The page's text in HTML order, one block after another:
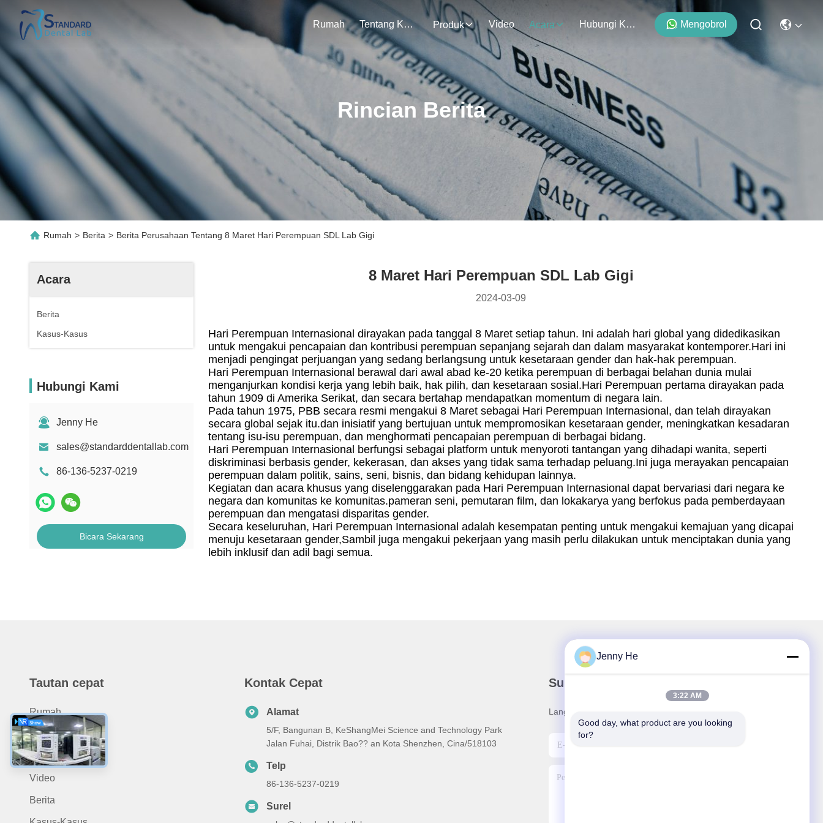
Rumah Tentang Kami Produk Video Acara Hubungi Kami Mengobrol
Rincian Berita
Rumah > Berita > Berita Perusahaan Tentang 8 Maret Hari Perempuan SDL Lab Gigi
Acara
Berita
Kasus-Kasus
Hubungi Kami
Jenny He
sales@standarddentallab.com
86-136-5237-0219
Bicara Sekarang
8 Maret Hari Perempuan SDL Lab Gigi
2024-03-09
Hari Perempuan Internasional dirayakan pada tanggal 8 Maret setiap tahun. Ini adalah hari global yang didedikasikan
untuk mengakui pencapaian dan kontribusi perempuan sepanjang sejarah dan dalam masyarakat kontemporer.Hari ini
menjadi pengingat perjuangan yang sedang berlangsung untuk kesetaraan gender dan hak-hak perempuan.
Hari Perempuan Internasional berawal dari awal abad ke-20 ketika perempuan di berbagai belahan dunia mulai
menganjurkan kondisi kerja yang lebih baik, hak pilih, dan kesetaraan sosial.Hari Perempuan pertama dirayakan pada
tahun 1909 di Amerika Serikat, dan secara bertahap mendapatkan momentum di negara lain.
Pada tahun 1975, PBB secara resmi mengakui 8 Maret sebagai Hari Perempuan Internasional, dan telah dirayakan
secara global sejak itu.dan inisiatif yang bertujuan untuk mempromosikan kesetaraan gender, meningkatkan kesadaran
tentang isu-isu perempuan, dan menghormati pencapaian perempuan di berbagai bidang.
Hari Perempuan Internasional berfungsi sebagai platform untuk menyoroti tantangan yang dihadapi wanita, seperti
diskriminasi berbasis gender, kekerasan, dan akses yang tidak sama terhadap peluang.Ini juga merayakan pencapaian
perempuan dalam politik, sains, seni, bisnis, dan bidang kehidupan lainnya.
Kegiatan dan acara khusus yang diselenggarakan pada Hari Perempuan Internasional dapat bervariasi dari negara ke
negara dan komunitas ke komunitas.pameran seni, pemutaran film, dan lokakarya yang berfokus pada pemberdayaan
perempuan dan mengatasi disparitas gender.
Secara keseluruhan, Hari Perempuan Internasional adalah kesempatan penting untuk mengakui kemajuan yang dicapai
menuju kesetaraan gender,Sambil juga mengakui pekerjaan yang masih perlu dilakukan untuk menciptakan dunia yang
lebih inklusif dan adil bagi semua.
Tautan cepat
Rumah
Produk
Tentang Kami
Video
Berita
Kontak Cepat
Alamat
5/F, Bangunan B, KeShangMei Science and Technology Park
Jalan Fuhai, Distrik Bao?? an Kota Shenzhen, Cina/518103
Telp
86-136-5237-0219
Surel
Surat Kabar Kami
Langganan buletin kami untuk diskon dan banyak lagi.
Jenny He
3:22 AM
Good day, what product are you looking
for?